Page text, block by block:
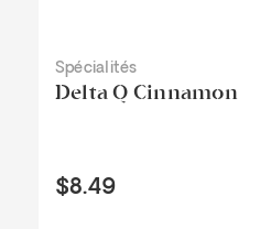
Spécialités
Delta Q Cinnamon
$8.49